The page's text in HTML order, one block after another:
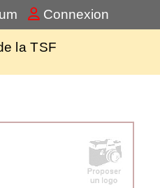
Connexion
la TSF